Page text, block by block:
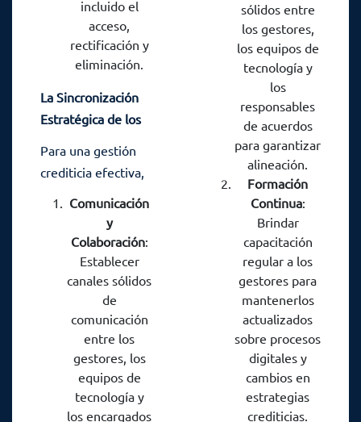
incluido el
acceso,
rectificación y
eliminación.
La Sincronización
Estratégica de los
Para una gestión
crediticia efectiva,
es esencial que la
recabado de firmas
en formato físico y
la política de
manejo de datos
personales
trabajen en
conjunto de
manera
estratégica:
Comunicación
y
Colaboración:
Establecer
canales sólidos
de
comunicación
entre los
gestores, los
equipos de
tecnología y
los encargados
colaboración
trabajen en
conjunto de
estratégica:
sólidos entre
los gestores,
los equipos de
tecnología y
los
responsables
de acuerdos
para garantizar
alineación.
Formación
Continua:
Brindar
capacitación
regular a los
gestores para
mantenerlos
actualizados
sobre procesos
digitales y
cambios en
estrategias
crediticias.